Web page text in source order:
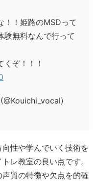
！！姫路のMSDって
験無料なんで行って
ぞ！！！
性や学んでいく技術を
レ教室の良い点です。
質の特徴や欠点を的確